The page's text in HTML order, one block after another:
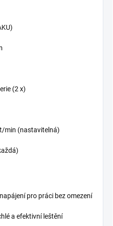
(2 x)
min (nastavitelná)
pro práci bez omezení
a efektivní leštění